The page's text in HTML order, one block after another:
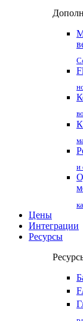
и
Цены
Интеграции
Ресурсы